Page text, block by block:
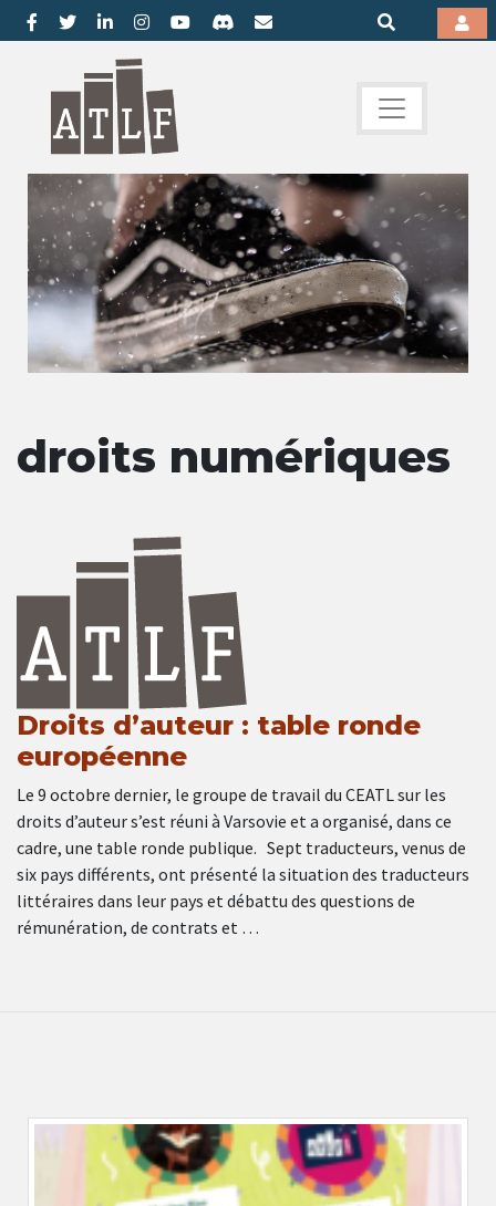
droits numériques
Droits d’auteur : table ronde
européenne
Le 9 octobre dernier, le groupe de travail du CEATL sur les
droits d’auteur s’est réuni à Varsovie et a organisé, dans ce
cadre, une table ronde publique. Sept traducteurs, venus de
six pays différents, ont présenté la situation des traducteurs
littéraires dans leur pays et débattu des questions de
rémunération, de contrats et …